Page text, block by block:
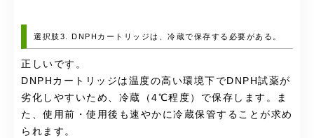
選択肢3. DNPHカートリッジは、冷蔵で保存する必要がある。
正しいです。
DNPHカートリッジは温度の高い環境下でDNPH試薬が
劣化しやすいため、冷蔵（4℃程度）で保存します。ま
た、使用前・使用後も速やかに冷蔵保管することが求め
られます。